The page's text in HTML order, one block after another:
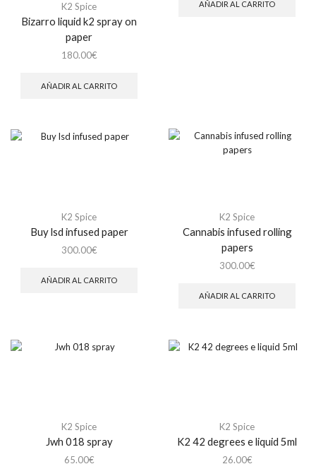
K2 Spice
Bizarro liquid k2 spray on
paper
180.00€
AÑADIR AL CARRITO
AÑADIR AL CARRITO
K2 Spice
Buy lsd infused paper
300.00€
AÑADIR AL CARRITO
K2 Spice
Cannabis infused rolling
papers
300.00€
AÑADIR AL CARRITO
K2 Spice
Jwh 018 spray
65.00€
K2 Spice
K2 42 degrees e liquid 5ml
26.00€